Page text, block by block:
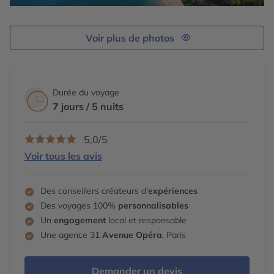
Voir plus de photos
Durée du voyage
7 jours / 5 nuits
5,0/5
Voir tous les avis
Des conseillers créateurs d'expériences
Des voyages 100% personnalisables
Un engagement local et responsable
Une agence 31 Avenue Opéra, Paris
Demander un devis